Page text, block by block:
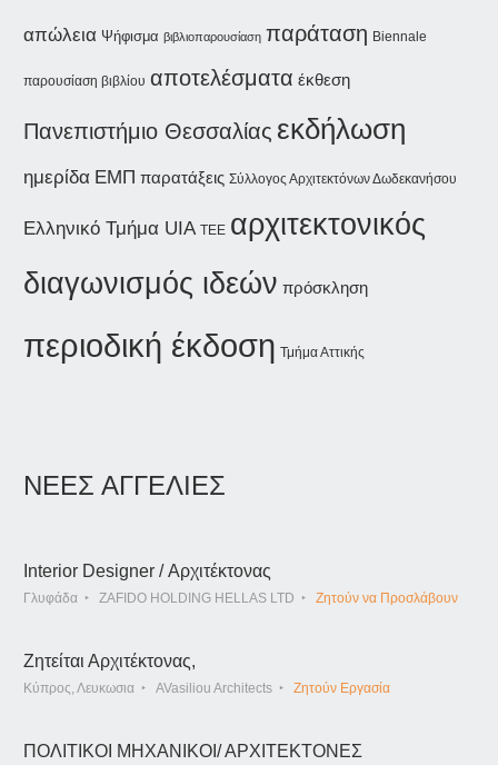
απώλεια Ψήφισμα βιβλιοπαρουσίαση παράταση Biennale
παρουσίαση βιβλίου αποτελέσματα έκθεση
Πανεπιστήμιο Θεσσαλίας εκδήλωση
ημερίδα ΕΜΠ παρατάξεις Σύλλογος Αρχιτεκτόνων Δωδεκανήσου
Ελληνικό Τμήμα UIA ΤΕΕ αρχιτεκτονικός
διαγωνισμός ιδεών πρόσκληση
περιοδική έκδοση Τμήμα Αττικής
ΝΕΕΣ ΑΓΓΕΛΙΕΣ
Interior Designer / Αρχιτέκτονας
Γλυφάδα ZAFIDO HOLDING HELLAS LTD Ζητούν να Προσλάβουν
Ζητείται Αρχιτέκτονας,
Κύπρος, Λευκωσια AVasiliou Architects Ζητούν Εργασία
ΠΟΛΙΤΙΚΟΙ ΜΗΧΑΝΙΚΟΙ/ ΑΡΧΙΤΕΚΤΟΝΕΣ